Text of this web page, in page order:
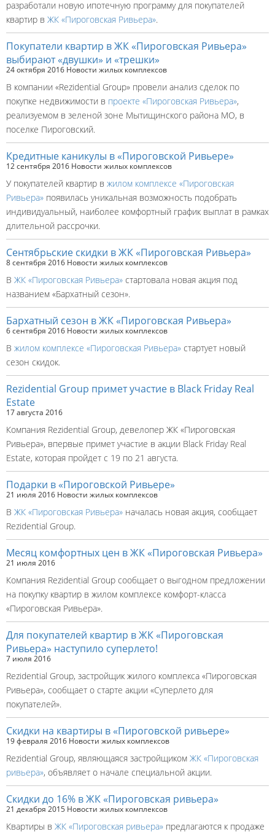
разработали новую ипотечную программу для покупателей
квартир в ЖК «Пироговская Ривьера».
Покупатели квартир в ЖК «Пироговская Ривьера»
выбирают «двушки» и «трешки»
24 октября 2016 Новости жилых комплексов
В компании «Rezidential Group» провели анализ сделок по
покупке недвижимости в проекте «Пироговская Ривьера»,
реализуемом в зеленой зоне Мытищинского района МО, в
поселке Пироговский.
Кредитные каникулы в «Пироговской Ривьере»
12 сентября 2016 Новости жилых комплексов
У покупателей квартир в жилом комплексе «Пироговская
Ривьера» появилась уникальная возможность подобрать
индивидуальный, наиболее комфортный график выплат в рамках
длительной рассрочки.
Сентябрьские скидки в ЖК «Пироговская Ривьера»
8 сентября 2016 Новости жилых комплексов
В ЖК «Пироговская Ривьера» стартовала новая акция под
названием «Бархатный сезон».
Бархатный сезон в ЖК «Пироговская Ривьера»
6 сентября 2016 Новости жилых комплексов
В жилом комплексе «Пироговская Ривьера» стартует новый
сезон скидок.
Rezidential Group примет участие в Black Friday Real
Estate
17 августа 2016
Компания Rezidential Group, девелопер ЖК «Пироговская
Ривьера», впервые примет участие в акции Black Friday Real
Estate, которая пройдет с 19 по 21 августа.
Подарки в «Пироговской Ривьере»
21 июля 2016 Новости жилых комплексов
В ЖК «Пироговская Ривьера» началась новая акция, сообщает
Rezidential Group.
Месяц комфортных цен в ЖК «Пироговская Ривьера»
21 июля 2016
Компания Rezidential Group сообщает о выгодном предложении
на покупку квартир в жилом комплексе комфорт-класса
«Пироговская Ривьера».
Для покупателей квартир в ЖК «Пироговская
Ривьера» наступило суперлето!
7 июля 2016
Rezidential Group, застройщик жилого комплекса «Пироговская
Ривьера», сообщает о старте акции «Суперлето для
покупателей».
Скидки на квартиры в «Пироговской ривьере»
19 февраля 2016 Новости жилых комплексов
Rezidential Group, являющаяся застройщиком ЖК «Пироговская
ривьера», объявляет о начале специальной акции.
Скидки до 16% в ЖК «Пироговская ривьера»
21 декабря 2015 Новости жилых комплексов
Квартиры в ЖК «Пироговская ривьера» предлагаются к продаже